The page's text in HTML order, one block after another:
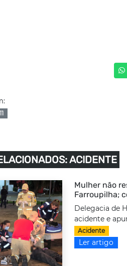
ACIDENTE
Mulher não
Farroupilha;
Delegacia de
acidente e
Acidente
Ler artigo